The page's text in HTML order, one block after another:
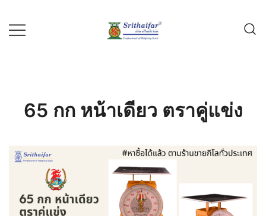
content
65 กก หน้าเดียว ตราคู่แข่ง